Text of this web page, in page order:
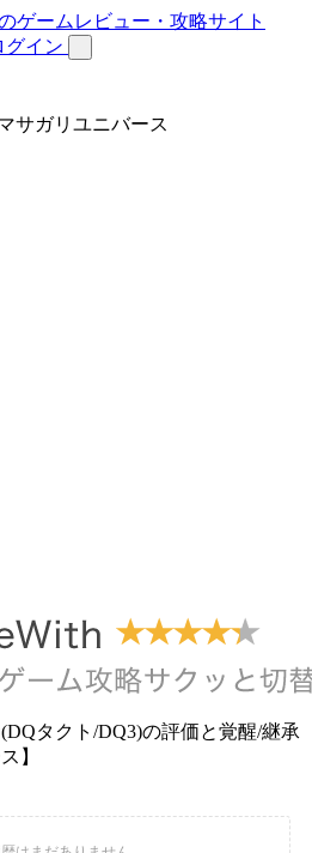
グイン
サガリユニバース
タクト/DQ3)の評価と覚醒/継承
】